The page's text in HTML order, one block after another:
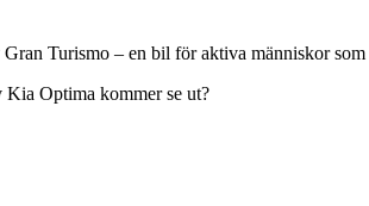
Turismo – en bil för aktiva människor
Kia Optima kommer se ut?